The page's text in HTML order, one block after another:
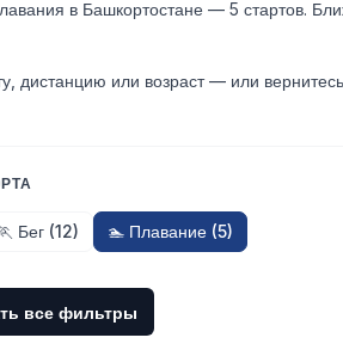
в Башкортостане — 5 стартов.
дистанцию или возраст — или
Бег (12) 🏊 Плавание (5)
все фильтры